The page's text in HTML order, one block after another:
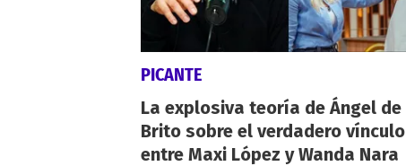
PICANTE
La explosiva teoría de Ángel de
Brito sobre el verdadero vínculo
entre Maxi López y Wanda Nara